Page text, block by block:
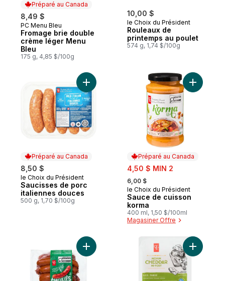
Préparé au Canada
8,49 $
Préparé au Canada
PC Menu Bleu
Fromage brie double
crème léger Menu
Bleu
175 g, 4,85 $/100g
10,00 $
le Choix du Président
Rouleaux de
printemps au poulet
574 g, 1,74 $/100g
Préparé au Canada
8,50 $
Préparé au Canada
le Choix du Président
Saucisses de porc
italiennes douces
500 g, 1,70 $/100g
Ajouter Saucisses de porc italiennes
Préparé au Canada
sale:
4,50 $ MIN 2
, formerly:
6,00 $
Préparé au Canada
le Choix du Président
Sauce de cuisson
korma
400 ml, 1,50 $/100ml
Magasiner Offre
Ajouter
Ajouter Saucisses fumées SmokiesAjouter